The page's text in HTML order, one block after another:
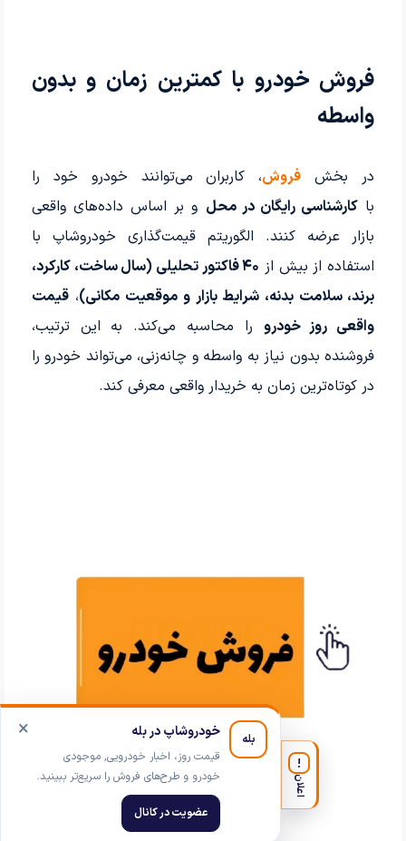
فروش خودرو با کمترین زمان و بدون
واسطه
در بخش فروش، کاربران می‌توانند خودرو خود را
با کارشناسی رایگان در محل و بر اساس داده‌های واقعی
بازار عرضه کنند. الگوریتم قیمت‌گذاری خودروشاپ با
استفاده از بیش از
۴۰ فاکتور تحلیلی (سال ساخت، کارکرد،
برند، سلامت بدنه، شرایط بازار و موقعیت مکانی)،قیمت
واقعی روز خودرو را محاسبه می‌کند. به این ترتیب،
فروشنده بدون نیاز به واسطه و چانه‌زنی، می‌تواند خودرو را
در کوتاه‌ترین زمان به خریدار واقعی معرفی کند.
!
اعلان
× بله خودروشاپ در بله
قیمت روز، اخبار خودرویی, موجودی
خودرو و طرح‌های فروش را سریع‌تر ببینید.
عضویت در کانال